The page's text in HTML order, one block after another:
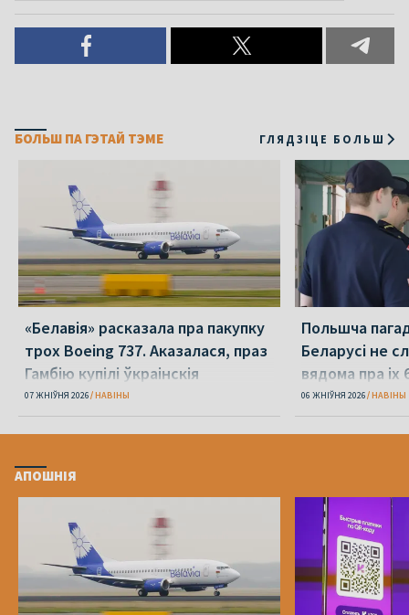
БОЛЬШ ПА ГЭТАЙ ТЭМЕ ГЛЯДЗІЦЕ БОЛЬШ
«Белавія» расказала пра пакупку
трох Boeing 737. Аказалася, праз
Гамбію купілі ўкраінскія
07 ЖНІЎНЯ 2026 НАВІНЫ
Польшча
Беларусі не
вядома пра іх
06 ЖНІЎНЯ 2026 НАВІНЫ
АПОШНІЯ